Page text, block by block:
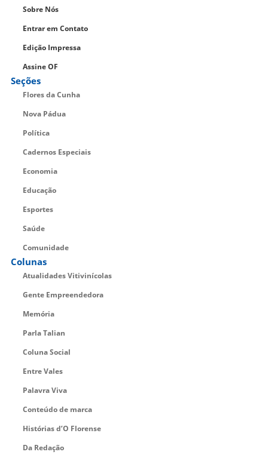
Sobre Nós
Entrar em Contato
Edição Impressa
Assine OF
Seções
Flores da Cunha
Nova Pádua
Política
Cadernos Especiais
Economia
Educação
Esportes
Saúde
Comunidade
Colunas
Atualidades Vitivinícolas
Gente Empreendedora
Memória
Parla Talian
Coluna Social
Entre Vales
Palavra Viva
Conteúdo de marca
Histórias d’O Florense
Da Redação